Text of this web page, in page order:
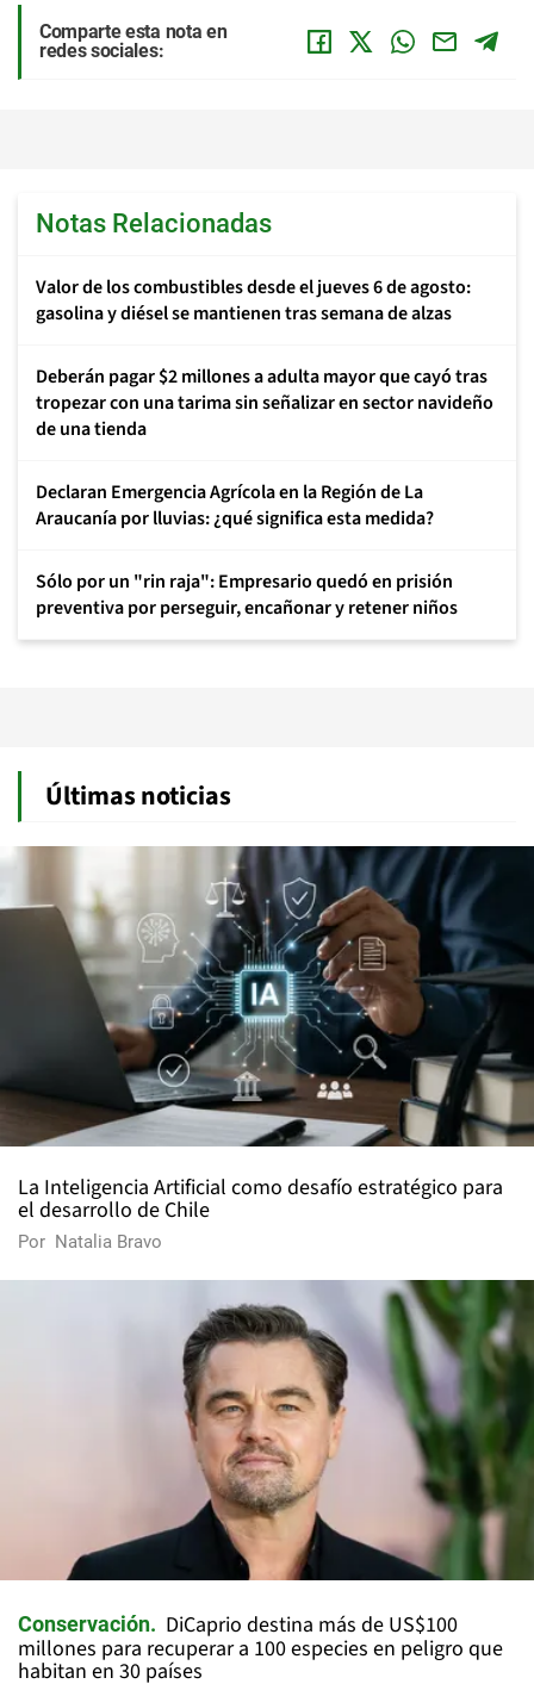
Comparte esta nota en
redes sociales:
Notas Relacionadas
Valor de los combustibles desde el jueves 6 de agosto:
gasolina y diésel se mantienen tras semana de alzas
Deberán pagar $2 millones a adulta mayor que cayó tras
tropezar con una tarima sin señalizar en sector navideño
de una tienda
Declaran Emergencia Agrícola en la Región de La
Araucanía por lluvias: ¿qué significa esta medida?
Sólo por un "rin raja": Empresario quedó en prisión
preventiva por perseguir, encañonar y retener niños
Últimas noticias
La Inteligencia Artificial como desafío estratégico para
el desarrollo de Chile
Por Natalia Bravo
Conservación
DiCaprio destina más de US$100
millones para recuperar a 100 especies en peligro que
habitan en 30 países